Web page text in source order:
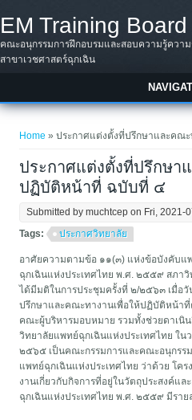
EM Training Board
คณะอนุกรรมการฝึกอบรมและสอบความรู้ควา
สาขาเวชศาสตร์ฉุกเฉิน
You are here
Home » ประกาศแต่งตั้งที่ปรึกษาและคณ
ประกาศแต่งตั้งที่ปรึกษา
ปฏิบัติหน้าที่ ฉบับที่ ๔
Submitted bymuchtcep on Fri, 2021-
Tags:
ประกาศวิทยาลัย
อาศัยความตามข้อ ๑๑(๓) แห่งข้อบังคับแ
ฉุกเฉินแห่งประเทศไทย พ.ศ. ๒๕๕๙ สภา
ได้มีมติในการประชุมครั้งที่ ๒/๒๕๖๓ เมื่อ
ปรึกษาและคณะทางานเพื่อให้ปฏิบัติหน้า
คณะผู้บริหารมอบหมาย รวมทั้งช่วยดาเนิ
วิทยาลัยแพทย์ฉุกเฉินแห่งประเทศไทย ใ
๒๕๖๕ เป็นคณะกรรมการและคณะอนุกรร
แพทย์ฉุกเฉินแห่งประเทศไทย ว่าด้วย โคร
งานเกี่ยวกับกิจการที่อยู่ในวัตถุประสงค์แ
ฉุกเฉินแห่งประเทศไทย พ.ศ. ๒๕๕๙ มีรา